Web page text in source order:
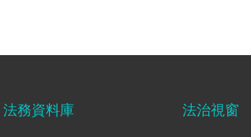
法務資料庫 法治視窗